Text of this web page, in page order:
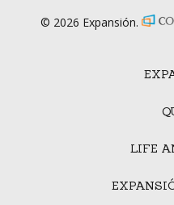
LIFE
© 2026 Expansión.